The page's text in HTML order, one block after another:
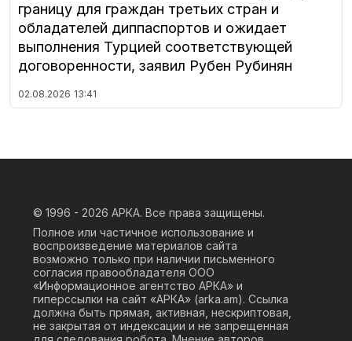
границу для граждан третьих стран и
обладателей диппаспортов и ожидает
выполнения Турцией соответствующей
договоренности, заявил Рубен Рубинян
02.08.2026 13:41
© 1996 - 2026 АРКА. Все права защищены.
Полное или частичное использование и
воспроизведение материалов сайта
возможно только при наличии письменного
согласия правообладателя ООО
«Информационное агентство АРКА» и
гиперссылки на сайт «АРКА» (arka.am). Ссылка
должна быть прямая, активная, нескриптовая,
не закрытая от индексации и не запрещенная